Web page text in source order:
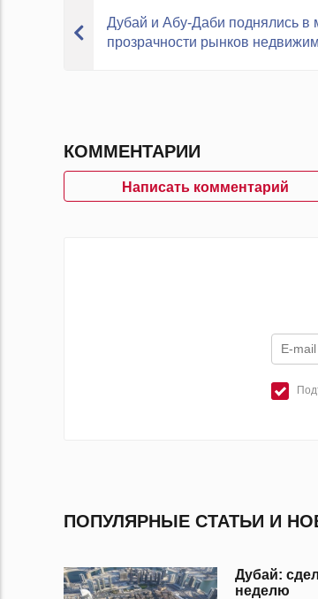
Дубай и Абу-Даби поднялись в
прозрачности рынков
КОММЕНТАРИИ
Написать комментарий
ПОПУЛЯРНЫЕ СТАТЬИ И
Дубай:
неделю